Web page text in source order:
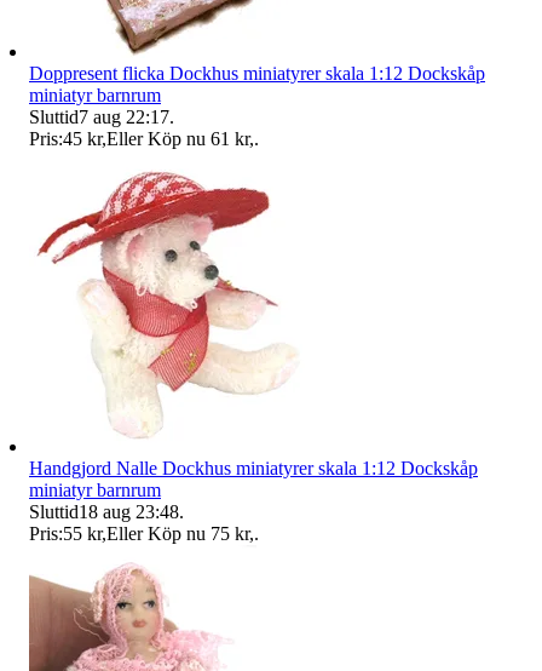
Doppresent flicka Dockhus miniatyrer skala 1:12 Dockskåp
miniatyr barnrum
Sluttid7 aug 22:17.
Pris:45 kr,Eller Köp nu 61 kr,.
Handgjord Nalle Dockhus miniatyrer skala 1:12 Dockskåp
miniatyr barnrum
Sluttid18 aug 23:48.
Pris:55 kr,Eller Köp nu 75 kr,.